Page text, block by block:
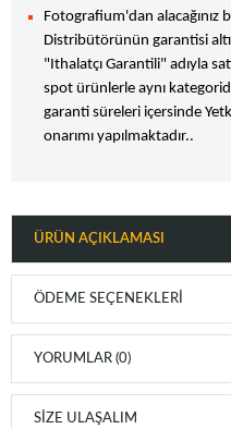
Fotografium'dan alacağınız
Distribütörünün garantisi
"Ithalatçı Garantili" adıyla
spot ürünlerle aynı
garanti süreleri içersinde
onarımı yapılmaktadır..
ÜRÜN AÇIKLAMASI
ÖDEME SEÇENEKLERI
YORUMLAR (0)
SIZE ULAŞALIM